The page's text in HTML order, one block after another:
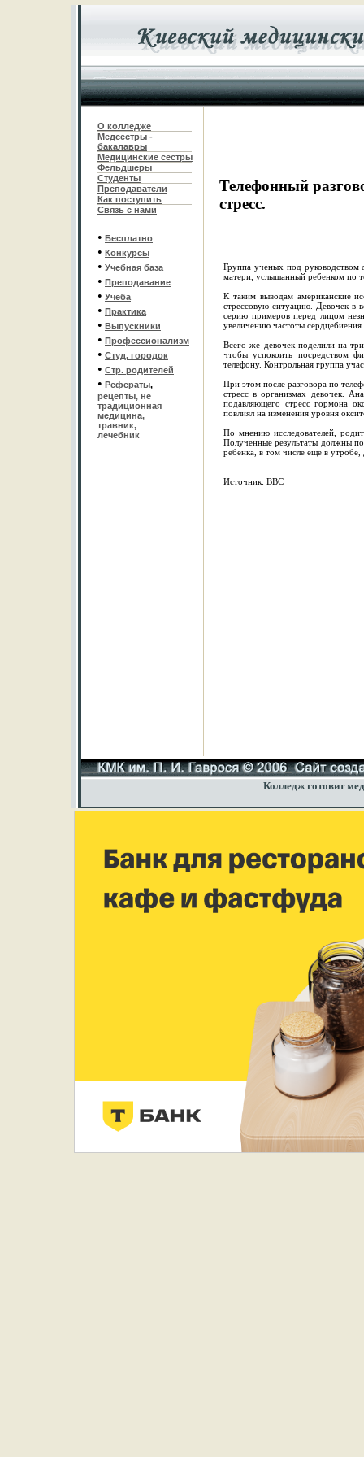
О колледже
Медсестры -
бакалавры
Медицинские сестры
Фельдшеры
Студенты
Преподаватели
Как поступить
Связь с нами
• Бесплатно
• Конкурсы
• Учебная база
• Преподавание
• Учеба
• Практика
• Выпускники
• Профессионализм
• Студ. городок
• Стр. родителей
• Рефераты,
рецепты, не
традиционная
медицина,
травник,
лечебник
Телефонный
стресс.
Группа ученых под руководством
матери, услышанный ребенком по
К таким выводам американские
стрессовую ситуацию. Девочек в
серию примеров перед лицом
увеличению частоты сердцебиения.
Всего же девочек поделили на
чтобы успокоить посредством
телефону. Контрольная группа
При этом после разговора по
стресс в организмах девочек.
подавляющего стресс гормона
повлиял на изменения уровня
По мнению исследователей,
Полученные результаты должны
ребенка, в том числе еще в
Источник: BBC
Колледж готовит